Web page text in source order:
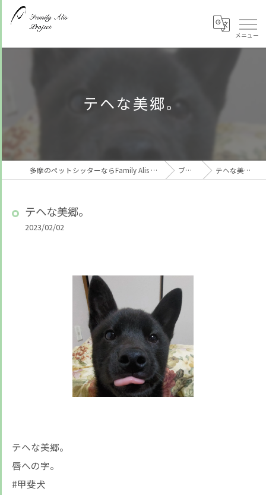
テヘな美郷。
多摩のペットシッターならFamily Alis Project ブログ テヘな美郷。
テヘな美郷。
2023/02/02
テヘな美郷。
唇への字。
#甲斐犬